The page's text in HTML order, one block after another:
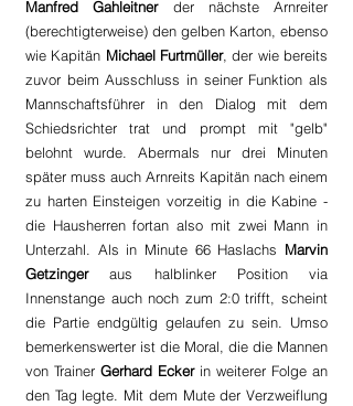
Manfred Gahleitner der nächste Arnreiter
(berechtigterweise) den gelben Karton, ebenso
wie Kapitän Michael Furtmüller, der wie bereits
zuvor beim Ausschluss in seiner Funktion als
Mannschaftsführer in den Dialog mit dem
Schiedsrichter trat und prompt mit "gelb"
belohnt wurde. Abermals nur drei Minuten
später muss auch Arnreits Kapitän nach einem
zu harten Einsteigen vorzeitig in die Kabine -
die Hausherren fortan also mit zwei Mann in
Unterzahl. Als in Minute 66 Haslachs Marvin
Getzinger aus halblinker Position via
Innenstange auch noch zum 2:0 trifft, scheint
die Partie endgültig gelaufen zu sein. Umso
bemerkenswerter ist die Moral, die die Mannen
von Trainer Gerhard Ecker in weiterer Folge an
den Tag legte. Mit dem Mute der Verzweiflung